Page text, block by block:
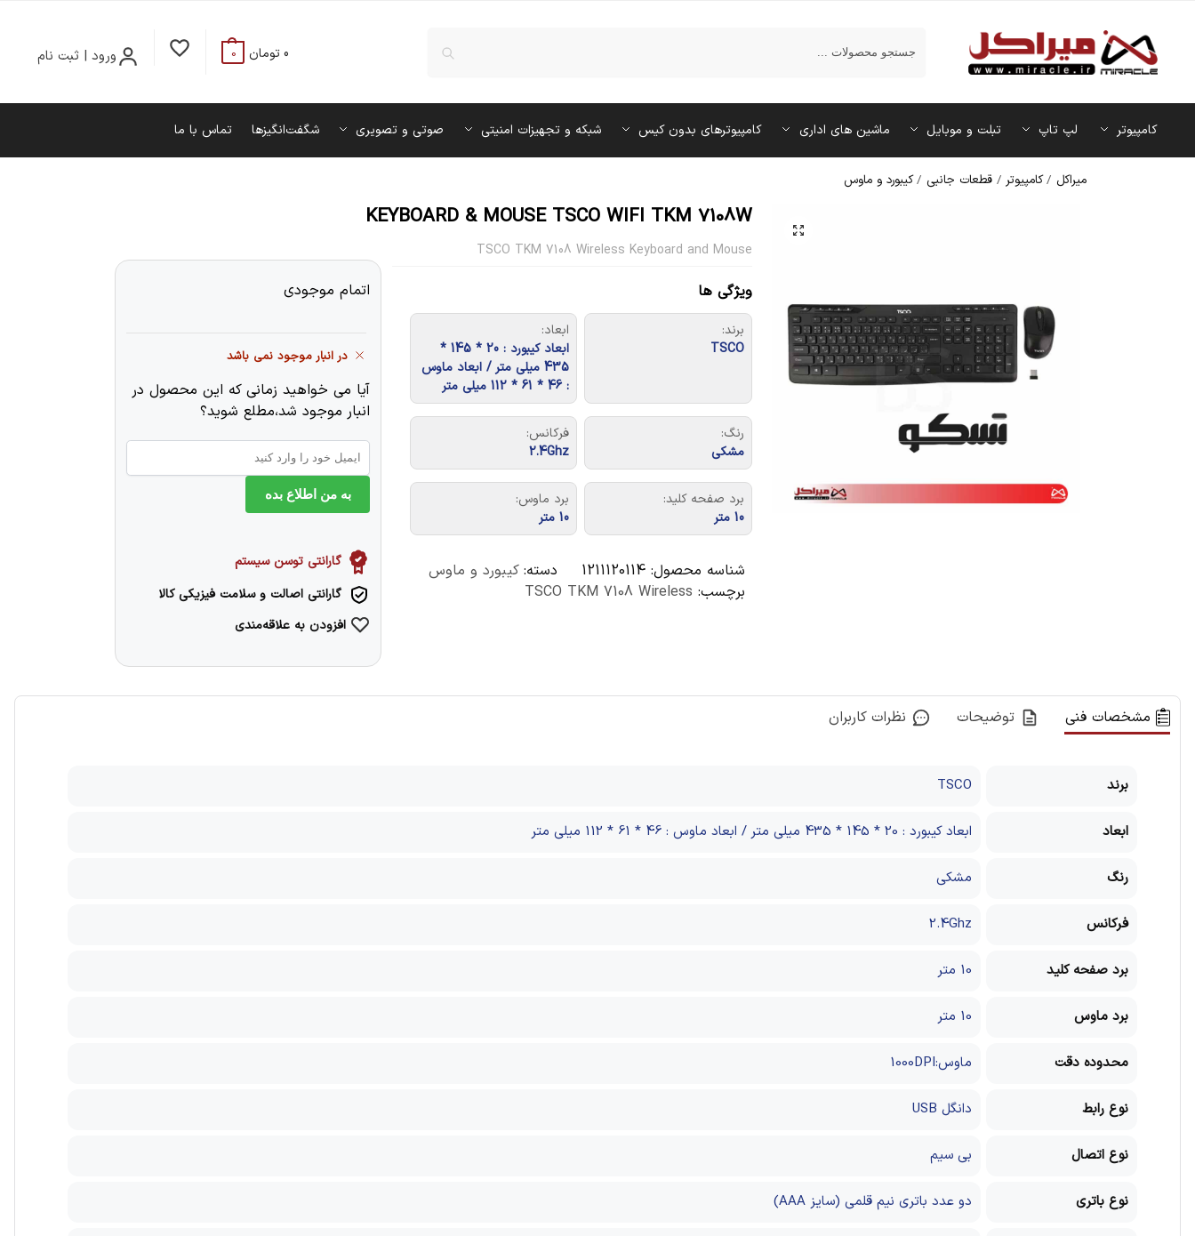
ورود | ثبت نام 0 تومان 0
کامپیوتر لپ تاپ تبلت و موبایل ماشین‌ های اداری کامپیوترهای بدون کیس شبکه و تجهیزات امنیتی صوتی و تصویری شگفت‌انگیزها تماس با ما
میراکل /کامپیوتر /قطعات جانبی /کیبورد و ماوس
KEYBOARD & MOUSE TSCO WIFI TKM 7108W
TSCO TKM 7108 Wireless Keyboard and Mouse
ویژگی ها
برند:
TSCO
ابعاد:
ابعاد کیبورد : 20 * 145 *
435 میلی متر / ابعاد ماوس
: 46 * 61 * 112 میلی متر
رنگ:
مشکی
فرکانس:
2.4Ghz
برد صفحه کلید:
10 متر
برد ماوس:
10 متر
شناسه محصول:1211120114 دسته:کیبورد و ماوس
برچسب: TSCO TKM 7108 Wireless
اتمام موجودی
در انبار موجود نمی باشد
آیا می خواهید زمانی که این محصول در
انبار موجود شد،مطلع شوید؟
به من اطلاع بده
گارانتی توسن سیستم
گارانتی اصالت و سلامت فیزیکی کالا
افزودن به علاقه‌مندی
مشخصات فنی توضیحات نظرات کاربران
برند TSCO
ابعاد ابعاد کیبورد : 20 * 145 * 435 میلی متر / ابعاد ماوس : 46 * 61 * 112 میلی متر
رنگ مشکی
فرکانس 2.4Ghz
برد صفحه کلید 10 متر
برد ماوس 10 متر
محدوده دقت ماوس:1000DPI
نوع رابط دانگل USB
نوع اتصال بی سیم
نوع باتری دو عدد باتری نیم قلمی (سايز AAA)